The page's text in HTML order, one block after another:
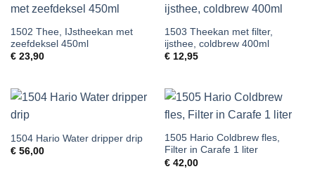
1502 Thee, IJstheekan met
zeefdeksel 450ml
€23,90
1503 Theekan met filter,
ijsthee, coldbrew 400ml
€12,95
1504 Hario Water dripper drip
€56,00
1505 Hario Coldbrew fles,
Filter in Carafe 1 liter
€42,00